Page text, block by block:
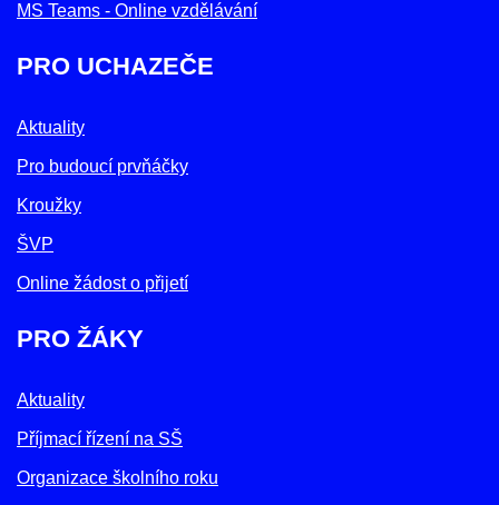
MS Teams - Online vzdělávání
PRO UCHAZEČE
Aktuality
Pro budoucí prvňáčky
Kroužky
ŠVP
Online žádost o přijetí
PRO ŽÁKY
Aktuality
Příjmací řízení na SŠ
Organizace školního roku